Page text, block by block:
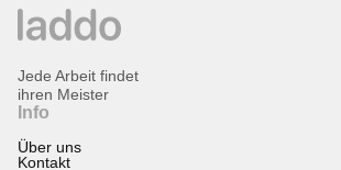
Info
Über uns
Kontakt
Jede Arbeit findet
ihren Meister